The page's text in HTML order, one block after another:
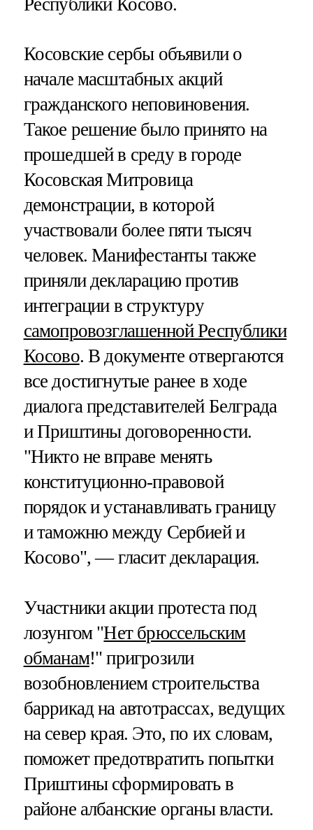
Республики Косово.
Косовские сербы объявили о
начале масштабных акций
гражданского неповиновения.
Такое решение было принято на
прошедшей в среду в городе
Косовская Митровица
демонстрации, в которой
участвовали более пяти тысяч
человек. Манифестанты также
приняли декларацию против
интеграции в структуру
самопровозглашенной Республики
Косово. В документе отвергаются
все достигнутые ранее в ходе
диалога представителей Белграда
и Приштины договоренности.
"Никто не вправе менять
конституционно-правовой
порядок и устанавливать границу
и таможню между Сербией и
Косово", — гласит декларация.
Участники акции протеста под
лозунгом "Нет брюссельским
обманам!" пригрозили
возобновлением строительства
баррикад на автотрассах, ведущих
на север края. Это, по их словам,
поможет предотвратить попытки
Приштины сформировать в
районе албанские органы власти.